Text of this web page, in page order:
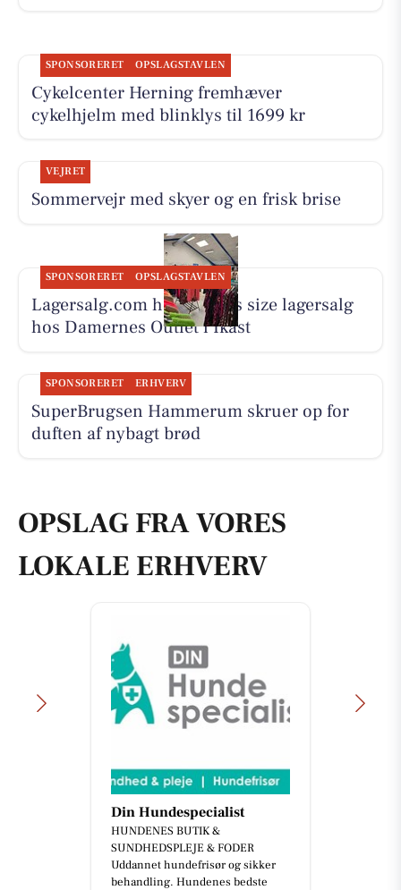
SPONSORERET OPSLAGSTAVLEN
Cykelcenter Herning fremhæver
cykelhjelm med blinklys til 1699 kr
VEJRET
Sommervejr med skyer og en frisk brise
SPONSORERET OPSLAGSTAVLEN
Lagersalg.com holder plus size lagersalg
hos Damernes Outlet i Ikast
SPONSORERET ERHVERV
SuperBrugsen Hammerum skruer op for
duften af nybagt brød
OPSLAG FRA VORES
LOKALE ERHVERV
Din Hundespecialist
HUNDENES BUTIK &
SUNDHEDSPLEJE & FODER
Uddannet hundefrisør og sikker
behandling. Hundenes bedste